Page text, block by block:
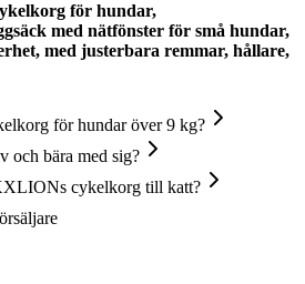
för hundar,
med nätfönster för små hundar,
med justerbara remmar, hållare,
för hundar över 9 kg?
och bära med sig?
cykelkorg till katt?